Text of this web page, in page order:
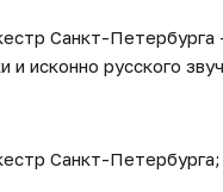
Санкт-Петербурга
исконно русского
Санкт-Петербурга;